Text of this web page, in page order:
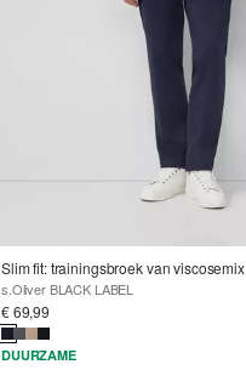
Slim fit: trainingsbroek van viscosemix
s.Oliver BLACK LABEL
€ 69,99
DUURZAME